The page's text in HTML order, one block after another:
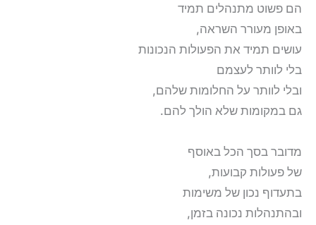
הם פשוט מתנהלים תמיד
באופן מעורר השראה,
עושים תמיד את הפעולות הנכונות
בלי לוותר לעצמם
ובלי לוותר על החלומות שלהם,
גם במקומות שלא הולך להם.
מדובר בסך הכל באוסף
של פעולות קבועות,
בתעדוף נכון של משימות
ובהתנהלות נכונה בזמן,